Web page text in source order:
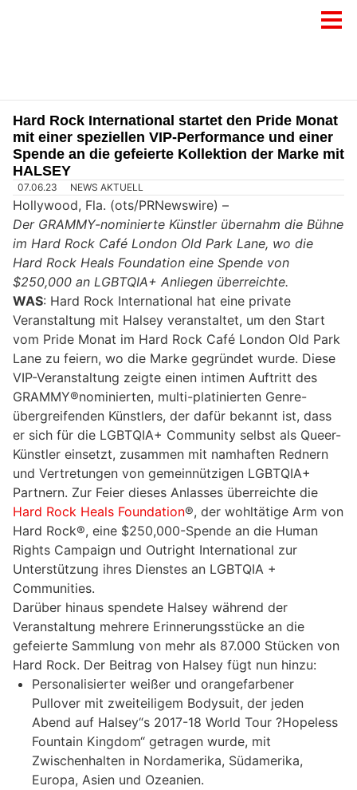
Hard Rock International startet den Pride Monat
mit einer speziellen VIP-Performance und einer
Spende an die gefeierte Kollektion der Marke mit
HALSEY
07.06.23 NEWS AKTUELL
Hollywood, Fla. (ots/PRNewswire) –
Der GRAMMY-nominierte Künstler übernahm die Bühne
im Hard Rock Café London Old Park Lane, wo die
Hard Rock Heals Foundation eine Spende von
$250,000 an LGBTQIA+ Anliegen überreichte.
WAS: Hard Rock International hat eine private
Veranstaltung mit Halsey veranstaltet, um den Start
vom Pride Monat im Hard Rock Café London Old Park
Lane zu feiern, wo die Marke gegründet wurde. Diese
VIP-Veranstaltung zeigte einen intimen Auftritt des
GRAMMY®nominierten, multi-platinierten Genre-
übergreifenden Künstlers, der dafür bekannt ist, dass
er sich für die LGBTQIA+ Community selbst als Queer-
Künstler einsetzt, zusammen mit namhaften Rednern
und Vertretungen von gemeinnützigen LGBTQIA+
Partnern. Zur Feier dieses Anlasses überreichte die
Hard Rock Heals Foundation®, der wohltätige Arm von
Hard Rock®, eine $250,000-Spende an die Human
Rights Campaign und Outright International zur
Unterstützung ihres Dienstes an LGBTQIA +
Communities.
Darüber hinaus spendete Halsey während der
Veranstaltung mehrere Erinnerungsstücke an die
gefeierte Sammlung von mehr als 87.000 Stücken von
Hard Rock. Der Beitrag von Halsey fügt nun hinzu:
Personalisierter weißer und orangefarbener
Pullover mit zweiteiligem Bodysuit, der jeden
Abend auf Halsey“s 2017-18 World Tour ?Hopeless
Fountain Kingdom“ getragen wurde, mit
Zwischenhalten in Nordamerika, Südamerika,
Europa, Asien und Ozeanien.